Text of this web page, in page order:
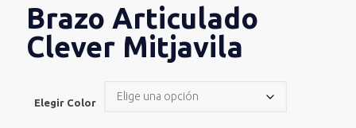
Brazo Articulado
Clever Mitjavila
Elegir Color